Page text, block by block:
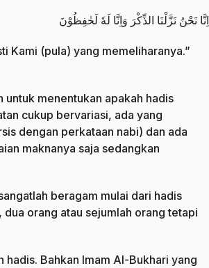
اِنَّا نَحْنُ نَزَّلْنَا الذِّكْرَ وَاِنَّا لَهٗ لَحٰفِظُوْنَ
Kami (pula) yang memeliharanya.”
menentukan apakah hadis
cukup bervariasi, ada yang
dengan perkataan nabi) dan ada
maknanya saja sedangkan
beragam mulai dari hadis
orang atau sejumlah orang tetapi
Bahkan Imam Al-Bukhari yang